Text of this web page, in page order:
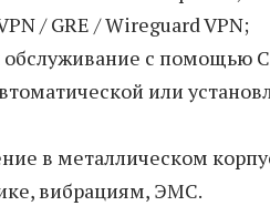
/ GRE / Wireguard VPN;
с помощью
или
в металлическом
вибрациям, ЭМС.